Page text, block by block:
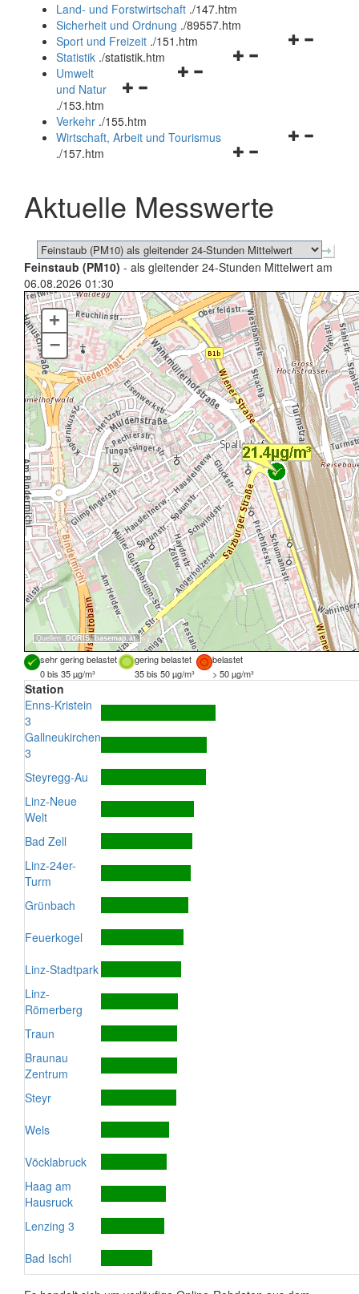
und
schließen
Land- und Forstwirtschaft ./147.htm
Sicherheit und Ordnung ./89557.htm
Navigationsmenü
Sport und Freizeit ./151.htm
Navigationsmenü
Statistik ./statistik.htm
Navigationsmenü
und
schließen
Umwelt
und Natur
./153.htm
Verkehr ./155.htm
Navigationsmenü
schließen
Wirtschaft, Arbeit und Tourismus
./157.htm
Aktuelle Messwerte
Feinstaub (PM10) - als gleitender 24-Stunden Mittelwert am
06.08.2026 01:30
Quellen: DORIS, basemap.at
+
–
sehr gering belastet gering belastet
belastet
0 bis 35 µg/m³
35 bis 50 µg/m³ > 50 µg/m³
Station
Enns-Kristein
3
Gallneukirchen
3
Steyregg-Au
Linz-Neue
Welt
Bad Zell
Linz-24er-
Turm
Grünbach
Feuerkogel
Linz-Stadtpark
Linz-
Römerberg
Traun
Braunau
Zentrum
Steyr
Wels
Vöcklabruck
Haag am
Hausruck
Lenzing 3
Bad Ischl